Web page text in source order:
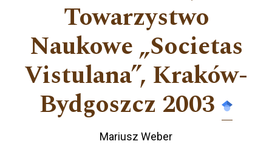
Towarzystwo
Naukowe „Societas
Vistulana”, Kraków-
Bydgoszcz 2003
Mariusz Weber